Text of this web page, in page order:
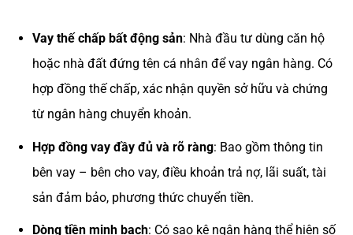
Vay thế chấp bất động sản: Nhà đầu tư dùng căn hộ
hoặc nhà đất đứng tên cá nhân để vay ngân hàng. Có
hợp đồng thế chấp, xác nhận quyền sở hữu và chứng
từ ngân hàng chuyển khoản.
Hợp đồng vay đầy đủ và rõ ràng: Bao gồm thông tin
bên vay – bên cho vay, điều khoản trả nợ, lãi suất, tài
sản đảm bảo, phương thức chuyển tiền.
Dòng tiền minh bạch: Có sao kê ngân hàng thể hiện số